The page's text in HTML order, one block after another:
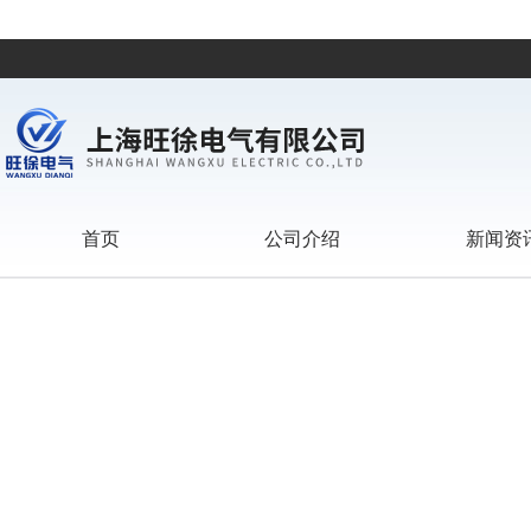
首页 公司介绍 新闻资